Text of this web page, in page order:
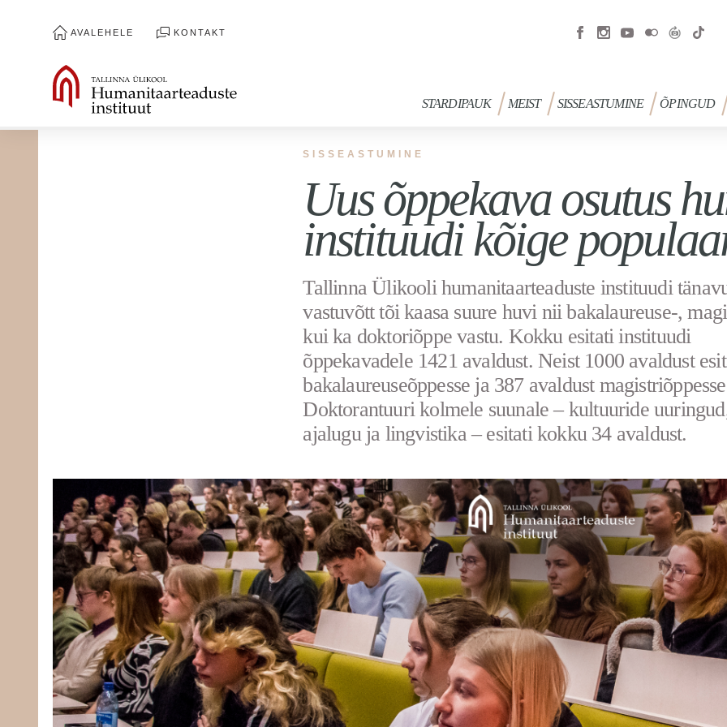
AVALEHELE KONTAKT
STARDIPAUK MEIST SISSEASTUMINE ÕPINGUD
SISSEASTUMINE
Uus õppekava osutus
instituudi kõige
Tallinna Ülikooli humanitaarteaduste instituudi
vastuvõtt tõi kaasa suure huvi nii bakalaureuse-,
kui ka doktoriõppe vastu. Kokku esitati instituudi
õppekavadele 1421 avaldust. Neist 1000 avaldust
bakalaureuseõppesse ja 387 avaldust
Doktorantuuri kolmele suunale – kultuuride
ajalugu ja lingvistika – esitati kokku 34 avaldust.